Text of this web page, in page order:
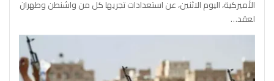
الأميركية، اليوم الاثنين، عن استعدادات تجريها كل من واشنطن وطهران
لعقد…